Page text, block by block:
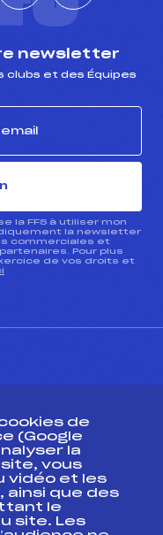
newsletter
clubs et des Équipes
la FFS à utiliser mon
la newsletter
commerciales et
Pour plus
de vos droits et
de
(Google
la
vous
vidéo et les
ainsi que des
le
site. Les